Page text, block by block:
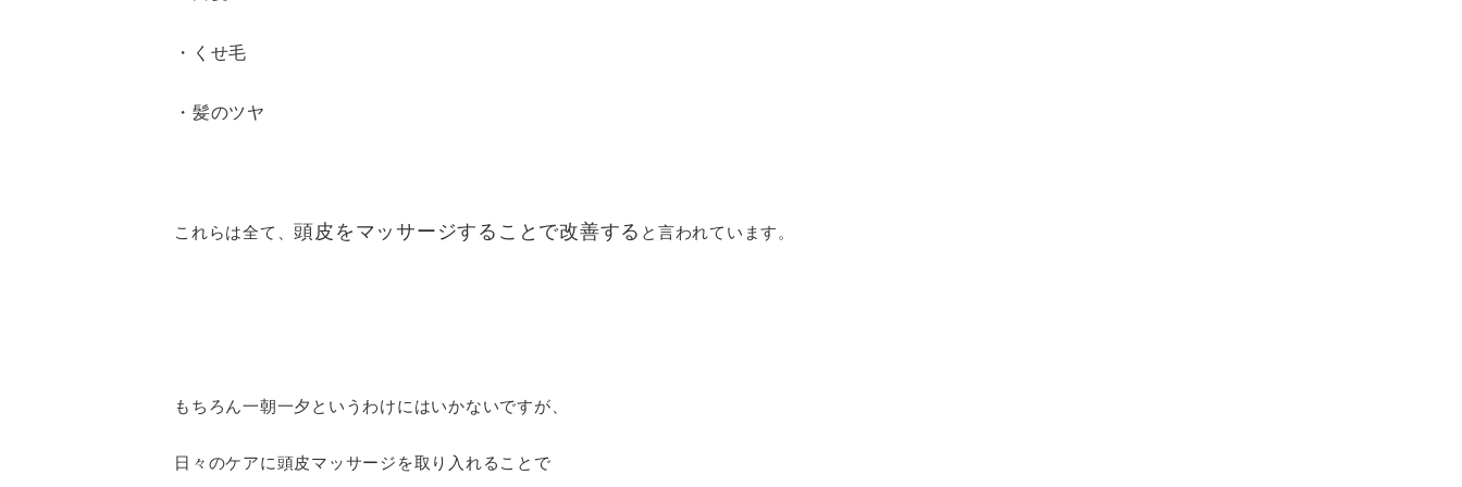
・くせ毛
・髪のツヤ
これらは全て、頭皮をマッサージすることで改善する と言われています。
もちろん一朝一夕というわけにはいかないですが、
日々のケアに頭皮マッサージを取り入れることで